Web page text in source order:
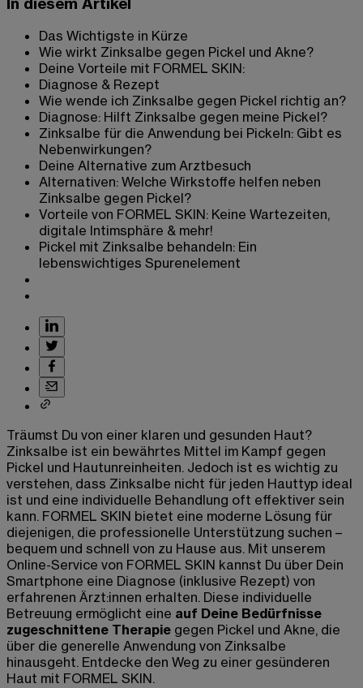
Das Wichtigste in Kürze
Wie wirkt Zinksalbe gegen Pickel und Akne?
Deine Vorteile mit FORMEL SKIN:
Diagnose & Rezept
Wie wende ich Zinksalbe gegen Pickel richtig an?
Diagnose: Hilft Zinksalbe gegen meine Pickel?
Zinksalbe für die Anwendung bei Pickeln: Gibt es
Nebenwirkungen?
Deine Alternative zum Arztbesuch
Alternativen: Welche Wirkstoffe helfen neben
Zinksalbe gegen Pickel?
Vorteile von FORMEL SKIN: Keine Wartezeiten,
digitale Intimsphäre & mehr!
Pickel mit Zinksalbe behandeln: Ein
lebenswichtiges Spurenelement
Träumst Du von einer klaren und gesunden Haut?
Zinksalbe ist ein bewährtes Mittel im Kampf gegen
Pickel und Hautunreinheiten. Jedoch ist es wichtig zu
verstehen, dass Zinksalbe nicht für jeden Hauttyp ideal
ist und eine individuelle Behandlung oft effektiver sein
kann. FORMEL SKIN bietet eine moderne Lösung für
diejenigen, die professionelle Unterstützung suchen –
bequem und schnell von zu Hause aus. Mit unserem
Online-Service von FORMEL SKIN kannst Du über Dein
Smartphone eine Diagnose (inklusive Rezept) von
erfahrenen Ärzt:innen erhalten. Diese individuelle
Betreuung ermöglicht eine auf Deine Bedürfnisse
zugeschnittene Therapie gegen Pickel und Akne, die
über die generelle Anwendung von Zinksalbe
hinausgeht. Entdecke den Weg zu einer gesünderen
Haut mit FORMEL SKIN.